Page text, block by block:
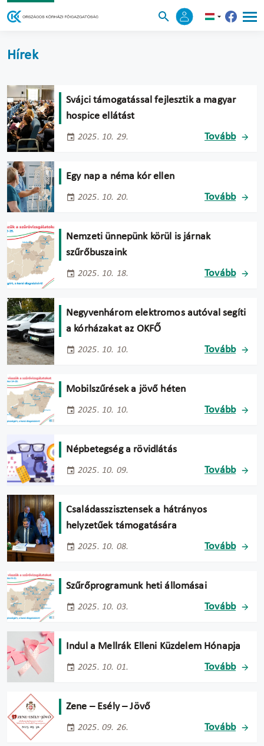
Hírek
Svájci támogatással fejlesztik a magyar
hospice ellátást
2025. 10. 29. Tovább
Egy nap a néma kór ellen
2025. 10. 20. Tovább
Nemzeti ünnepünk körül is járnak
szűrőbuszaink
2025. 10. 18. Tovább
Negyvenhárom elektromos autóval segíti
a kórházakat az OKFŐ
2025. 10. 10. Tovább
Mobilszűrések a jövő héten
2025. 10. 10. Tovább
Népbetegség a rövidlátás
2025. 10. 09. Tovább
Családasszisztensek a hátrányos
helyzetűek támogatására
2025. 10. 08. Tovább
Szűrőprogramunk heti állomásai
2025. 10. 03. Tovább
Indul a Mellrák Elleni Küzdelem Hónapja
2025. 10. 01. Tovább
Zene – Esély – Jövő
2025. 09. 26. Tovább